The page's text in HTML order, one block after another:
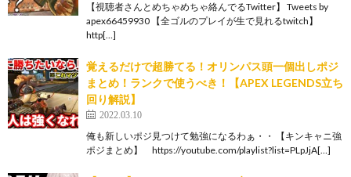
【視聴者さんとめちゃめちゃ絡んでるTwitter】 Tweets by
apex66459930 【全ゴルのプレイが生で見れるtwitch】
http[…]
覚えるだけで超勝てる！オリンパス頭一個出しポジ
まとめ！ランクで使うべき！【APEX LEGENDS立ち
回り解説】
2022.03.10
俺も新しいポジ見つけて勉強になるわぁ・・ 【キンキャニ強
ポジまとめ】 https://youtube.com/playlist?list=PLpJjA[…]